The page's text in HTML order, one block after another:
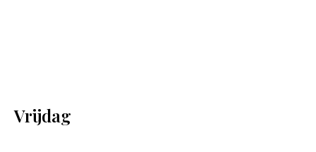
Vrijdag